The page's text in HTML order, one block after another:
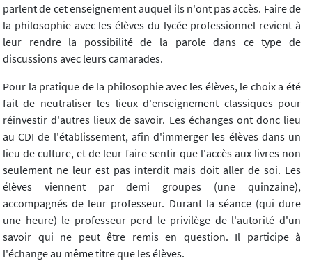
parlent de cet enseignement auquel ils n'ont pas accès. Faire de
la philosophie avec les élèves du lycée professionnel revient à
leur rendre la possibilité de la parole dans ce type de
discussions avec leurs camarades.
Pour la pratique de la philosophie avec les élèves, le choix a été
fait de neutraliser les lieux d'enseignement classiques pour
réinvestir d'autres lieux de savoir. Les échanges ont donc lieu
au CDI de l'établissement, afin d'immerger les élèves dans un
lieu de culture, et de leur faire sentir que l'accès aux livres non
seulement ne leur est pas interdit mais doit aller de soi. Les
élèves viennent par demi groupes (une quinzaine),
accompagnés de leur professeur. Durant la séance (qui dure
une heure) le professeur perd le privilège de l'autorité d'un
savoir qui ne peut être remis en question. Il participe à
l'échange au même titre que les élèves.